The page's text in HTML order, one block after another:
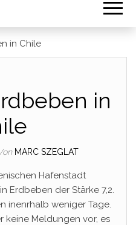
in Chile
in
MARC SZEGLAT
Hafenstadt
Erdbeben der Stärke 7,2.
inenrhalb weniger Tage.
keine Meldungen vor, es